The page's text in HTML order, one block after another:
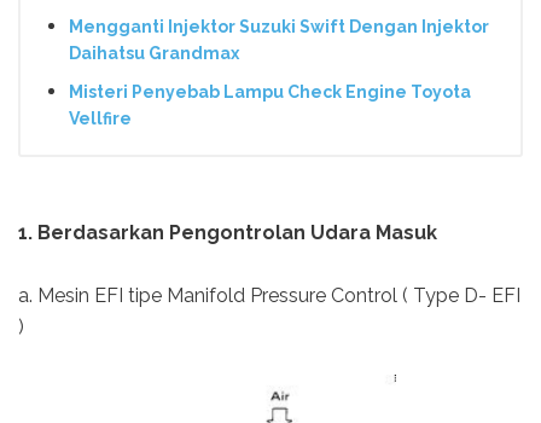
Mengganti Injektor Suzuki Swift Dengan Injektor
Daihatsu Grandmax
Misteri Penyebab Lampu Check Engine Toyota
Vellfire
1. Berdasarkan Pengontrolan Udara Masuk
a. Mesin EFI tipe Manifold Pressure Control ( Type D- EFI
)